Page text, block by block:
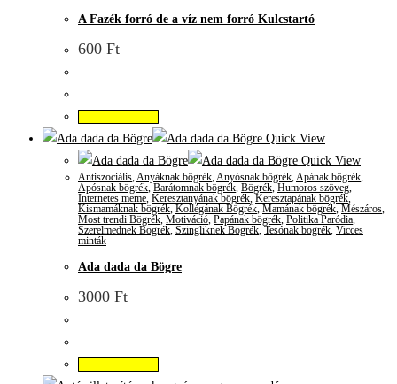
A Fazék forró de a víz nem forró Kulcstartó
600 Ft
Quick View
Quick View
Antiszociális,Anyáknak bögrék,Anyósnak bögrék,Apának bögrék,
Apósnak bögrék,Barátomnak bögrék, Bögrék,Humoros szöveg,
Internetes meme, Keresztanyának bögrék,Keresztapának bögrék,
Kismamáknak bögrék, Kollégának Bögrék, Mamának bögrék, Mészáros,
Most trendi Bögrék, Motiváció, Papának bögrék, Politika Paródia,
Szerelmednek Bögrék, Szingliknek Bögrék,Tesónak bögrék, Vicces
minták
Ada dada da Bögre
3000 Ft